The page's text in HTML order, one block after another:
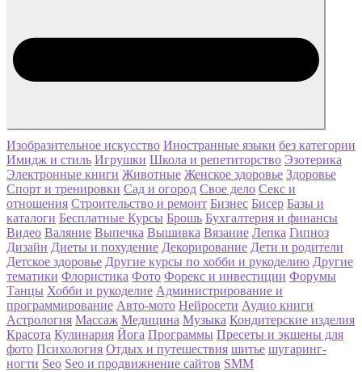
Изобразительное искусство Иностранные языки без категории
Имидж и стиль Игрушки Школа и репетиторство Эзотерика
Электронные книги Животные Женское здоровье Здоровье
Спорт и тренировки Сад и огород Свое дело Секс и
отношения Строительство и ремонт Бизнес Бисер Базы и
каталоги Бесплатные Курсы Брошь Бухгалтерия и финансы
Видео Валяние Выпечка Вышивка Вязание Лепка Гипноз
Дизайн Диеты и похудение Декорирование Дети и родители
Детское здоровье Другие курсы по хобби и рукоделию Другие
тематики Флористика Фото Форекс и инвестиции Форумы
Танцы Хобби и рукоделие Администрирование и
программирование Авто-мото Нейросети Аудио книги
Астрология Массаж Медицина Музыка Кондитерские изделия
Красота Кулинария Йога Программы Пресеты и экшены для
фото Психология Отдых и путешествия шитье шугаринг-
ногти Seo Seo и продвижнение сайтов SMM